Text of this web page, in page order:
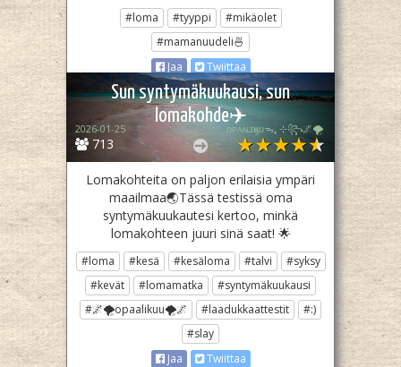
#loma #tyyppi
#mikäolet
#mamanuudeli🍜
Jaa
Twiittaa
Sun syntymäkuukausi, sun
lomakohde✈️
713
2026-01-25 ᴏᴘᴀᴀʟɪӄᴜᴜᯓ₊ ⊹꧂🌌🌪
Lomakohteita on paljon erilaisia ympäri
maailmaa🌏Tässä testissä oma
syntymäkuukautesi kertoo, minkä
lomakohteen juuri sinä saat! 🌟
#loma #kesä #kesäloma #talvi
#syksy
#kevät
#lomamatka
#syntymäkuukausi
#🌌🌪opaalikuu🌪🌌
#laadukkaattestit
#:)
#slay
Jaa
Twiittaa